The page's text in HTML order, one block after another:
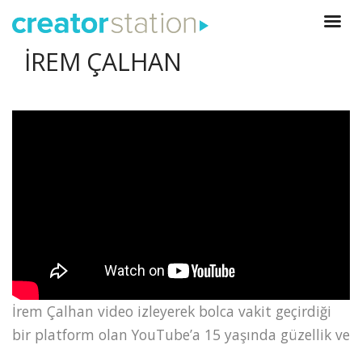
İREM ÇALHAN
İrem Çalhan video izleyerek bolca vakit geçirdiği
bir platform olan YouTube’a 15 yaşında güzellik ve